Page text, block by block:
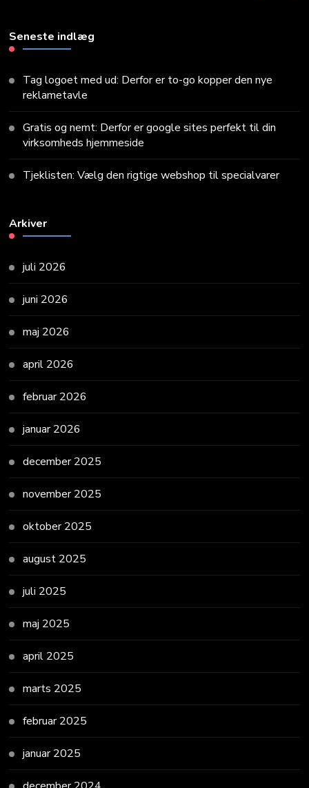
Seneste indlæg
Tag logoet med ud: Derfor er to-go kopper den nye
reklametavle
Gratis og nemt: Derfor er google sites perfekt til din
virksomheds hjemmeside
Tjeklisten: Vælg den rigtige webshop til specialvarer
Arkiver
juli 2026
juni 2026
maj 2026
april 2026
februar 2026
januar 2026
december 2025
november 2025
oktober 2025
august 2025
juli 2025
maj 2025
april 2025
marts 2025
februar 2025
januar 2025